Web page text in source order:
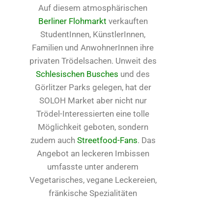
Auf diesem atmosphärischen
Berliner Flohmarkt verkauften
StudentInnen, KünstlerInnen,
Familien und AnwohnerInnen ihre
privaten Trödelsachen. Unweit des
Schlesischen Busches und des
Görlitzer Parks gelegen, hat der
SOLOH Market aber nicht nur
Trödel-Interessierten eine tolle
Möglichkeit geboten, sondern
zudem auch Streetfood-Fans. Das
Angebot an leckeren Imbissen
umfasste unter anderem
Vegetarisches, vegane Leckereien,
fränkische Spezialitäten